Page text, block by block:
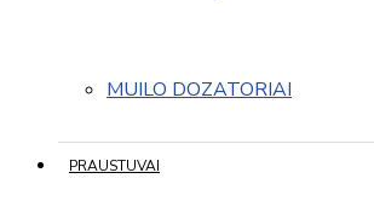
MUILO DOZATORIAI
PRAUSTUVAI